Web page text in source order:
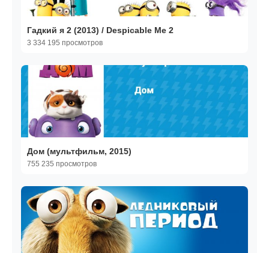
Гадкий я 2 (2013) / Despicable Me 2
3 334 195 просмотров
Дом (мультфильм, 2015)
755 235 просмотров